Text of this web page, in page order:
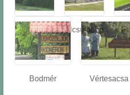
Óbarok
Alcsútdobo
z
Bodmér Vértesacsa